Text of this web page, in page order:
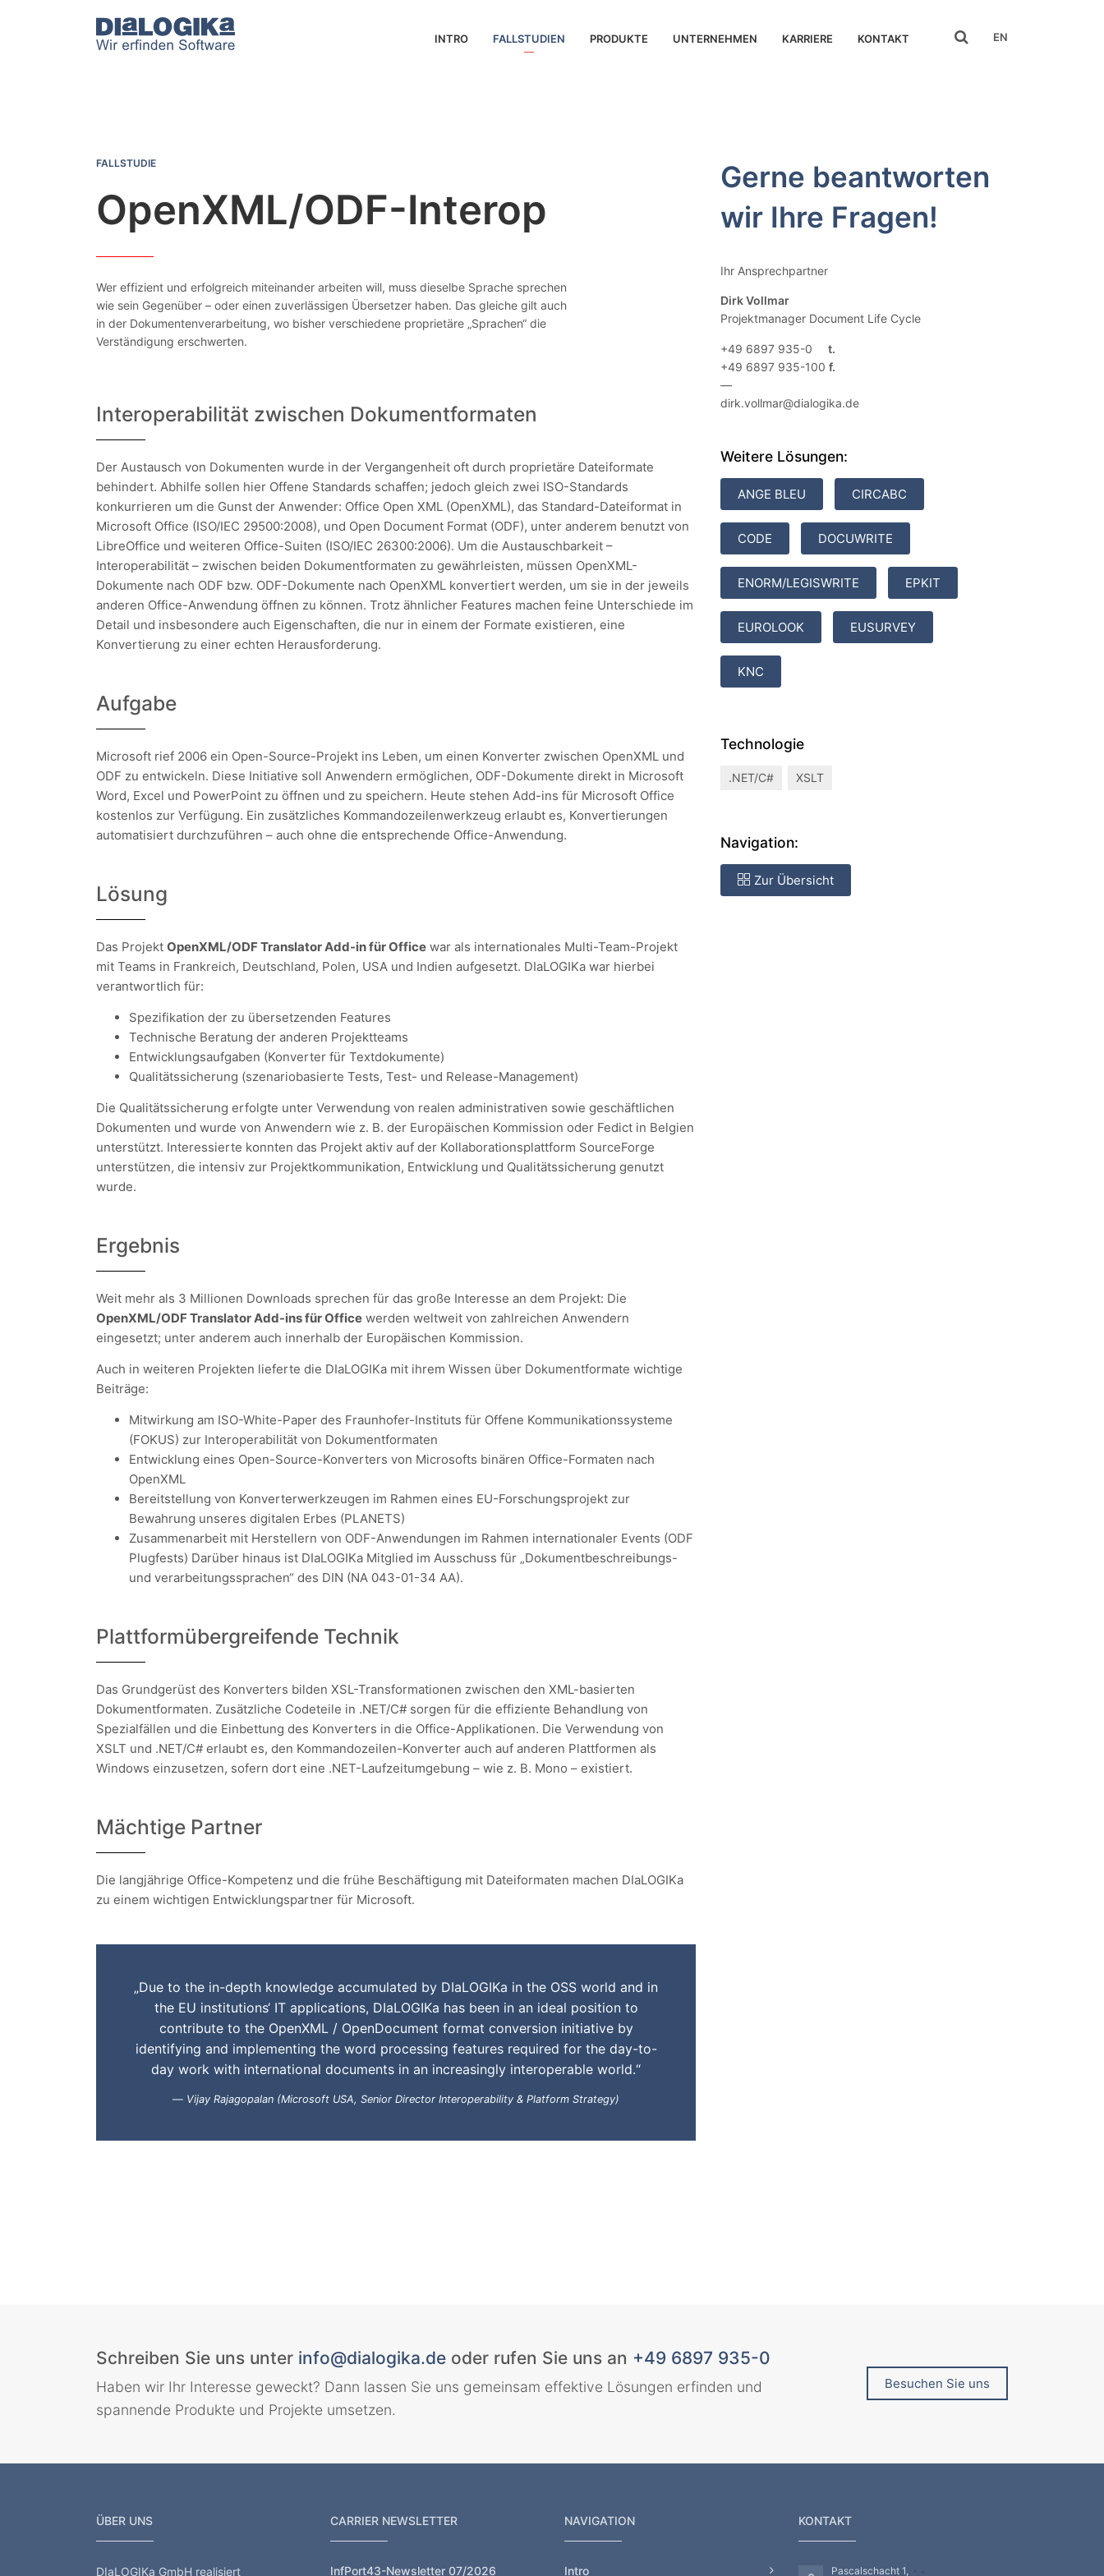
DIaLOGIKa
INTRO FALLSTUDIEN PRODUKTE UNTERNEHMEN KARRIERE KONTAKT searchEN
FALLSTUDIE
OpenXML/ODF-Interop
Wer effizient und erfolgreich miteinander arbeiten will, muss dieselbe Sprache sprechen
wie sein Gegenüber – oder einen zuverlässigen Übersetzer haben. Das gleiche gilt auch
in der Dokumentenverarbeitung, wo bisher verschiedene proprietäre „Sprachen“ die
Verständigung erschwerten.
Interoperabilität zwischen Dokumentformaten
Der Austausch von Dokumenten wurde in der Vergangenheit oft durch proprietäre Dateiformate
behindert. Abhilfe sollen hier Offene Standards schaffen; jedoch gleich zwei ISO-Standards
konkurrieren um die Gunst der Anwender: Office Open XML (OpenXML), das Standard-Dateiformat in
Microsoft Office (ISO/IEC 29500:2008), und Open Document Format (ODF), unter anderem benutzt von
LibreOffice und weiteren Office-Suiten (ISO/IEC 26300:2006). Um die Austauschbarkeit –
Interoperabilität – zwischen beiden Dokumentformaten zu gewährleisten, müssen OpenXML-
Dokumente nach ODF bzw. ODF-Dokumente nach OpenXML konvertiert werden, um sie in der jeweils
anderen Office-Anwendung öffnen zu können. Trotz ähnlicher Features machen feine Unterschiede im
Detail und insbesondere auch Eigenschaften, die nur in einem der Formate existieren, eine
Konvertierung zu einer echten Herausforderung.
Aufgabe
Microsoft rief 2006 ein Open-Source-Projekt ins Leben, um einen Konverter zwischen OpenXML und
ODF zu entwickeln. Diese Initiative soll Anwendern ermöglichen, ODF-Dokumente direkt in Microsoft
Word, Excel und PowerPoint zu öffnen und zu speichern. Heute stehen Add-ins für Microsoft Office
kostenlos zur Verfügung. Ein zusätzliches Kommandozeilenwerkzeug erlaubt es, Konvertierungen
automatisiert durchzuführen – auch ohne die entsprechende Office-Anwendung.
Lösung
Das Projekt OpenXML/ODF Translator Add-in für Office war als internationales Multi-Team-Projekt
mit Teams in Frankreich, Deutschland, Polen, USA und Indien aufgesetzt. DIaLOGIKa war hierbei
verantwortlich für:
Spezifikation der zu übersetzenden Features
Technische Beratung der anderen Projektteams
Entwicklungsaufgaben (Konverter für Textdokumente)
Qualitätssicherung (szenariobasierte Tests, Test- und Release-Management)
Die Qualitätssicherung erfolgte unter Verwendung von realen administrativen sowie geschäftlichen
Dokumenten und wurde von Anwendern wie z. B. der Europäischen Kommission oder Fedict in Belgien
unterstützt. Interessierte konnten das Projekt aktiv auf der Kollaborationsplattform SourceForge
unterstützen, die intensiv zur Projektkommunikation, Entwicklung und Qualitätssicherung genutzt
wurde.
Ergebnis
Weit mehr als 3 Millionen Downloads sprechen für das große Interesse an dem Projekt: Die
OpenXML/ODF Translator Add-ins für Office werden weltweit von zahlreichen Anwendern
eingesetzt; unter anderem auch innerhalb der Europäischen Kommission.
Auch in weiteren Projekten lieferte die DIaLOGIKa mit ihrem Wissen über Dokumentformate wichtige
Beiträge:
Mitwirkung am ISO-White-Paper des Fraunhofer-Instituts für Offene Kommunikationssysteme
(FOKUS) zur Interoperabilität von Dokumentformaten
Entwicklung eines Open-Source-Konverters von Microsofts binären Office-Formaten nach
OpenXML
Bereitstellung von Konverterwerkzeugen im Rahmen eines EU-Forschungsprojekt zur
Bewahrung unseres digitalen Erbes (PLANETS)
Zusammenarbeit mit Herstellern von ODF-Anwendungen im Rahmen internationaler Events (ODF
Plugfests) Darüber hinaus ist DIaLOGIKa Mitglied im Ausschuss für „Dokumentbeschreibungs-
und verarbeitungssprachen“ des DIN (NA 043-01-34 AA).
Plattformübergreifende Technik
Das Grundgerüst des Konverters bilden XSL-Transformationen zwischen den XML-basierten
Dokumentformaten. Zusätzliche Codeteile in .NET/C# sorgen für die effiziente Behandlung von
Spezialfällen und die Einbettung des Konverters in die Office-Applikationen. Die Verwendung von
XSLT und .NET/C# erlaubt es, den Kommandozeilen-Konverter auch auf anderen Plattformen als
Windows einzusetzen, sofern dort eine .NET-Laufzeitumgebung – wie z. B. Mono – existiert.
Mächtige Partner
Die langjährige Office-Kompetenz und die frühe Beschäftigung mit Dateiformaten machen DIaLOGIKa
zu einem wichtigen Entwicklungspartner für Microsoft.
„Due to the in-depth knowledge accumulated by DIaLOGIKa in the OSS world and in
the EU institutions‘ IT applications, DIaLOGIKa has been in an ideal position to
contribute to the OpenXML / OpenDocument format conversion initiative by
identifying and implementing the word processing features required for the day-to-
day work with international documents in an increasingly interoperable world.“
Vijay Rajagopalan (Microsoft USA, Senior Director Interoperability & Platform Strategy)
Gerne beantworten
wir Ihre Fragen!
Ihr Ansprechpartner
Dirk Vollmar
Projektmanager Document Life Cycle
+49 6897 935-0
+49 6897 935-100
—
dirk.vollmar@dialogika.de
Weitere Lösungen:
ANGE BLEU CIRCABC
CODE DOCUWRITE
ENORM/LEGISWRITE EPKIT
EUROLOOK EUSURVEY
KNC
Technologie
.NET/C# XSLT
Navigation:
Zur Übersicht
Schreiben Sie uns unter info@dialogika.de oder rufen Sie uns an +49 6897 935-0
Haben wir Ihr Interesse geweckt? Dann lassen Sie uns gemeinsam effektive Lösungen erfinden und
spannende Produkte und Projekte umsetzen.
Besuchen Sie uns
ÜBER UNS
DIaLOGIKa GmbH realisiert
CARRIER NEWSLETTER
InfPort43-Newsletter 07/2026
NAVIGATION
Intro
KONTAKT
Pascalschacht 1,